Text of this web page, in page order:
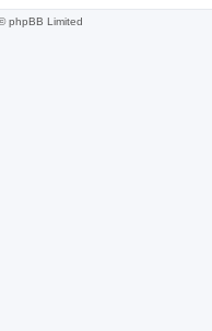
phpBB Limited